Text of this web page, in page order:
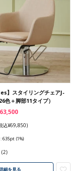
】スタイリングチェアJ-
色＋脚部11タイプ）
¥63,500
込¥69,850)
: 635pt (1%)
(2)
細を見る